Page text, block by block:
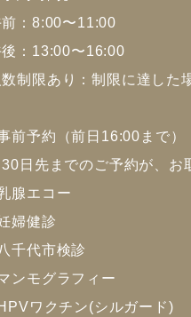
前：8:00〜11:00
後：13:00〜16:00
数制限あり：制限に達した
前予約（前日16:00まで）
日先までのご予約が、お
腺エコー
婦健診
八千代市検診
ンモグラフィー
ワクチン(シルガード)